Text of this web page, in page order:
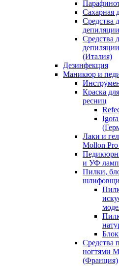
Сахарная
Средства
Средства
(Италия)
Дезинфекция
Маникюр и
Краска
ресниц
Лаки и
Mollon
и УФ
Пилки,
Средства
ногтями
(Франция)